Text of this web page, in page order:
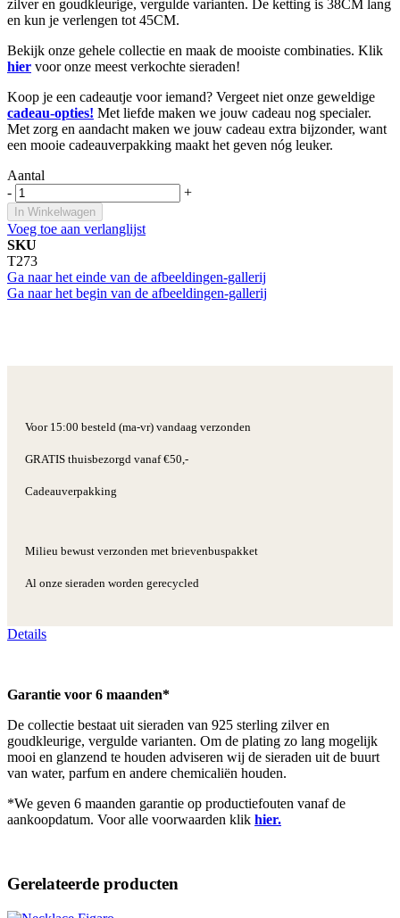
zilver en goudkleurige, vergulde varianten. De ketting is 38CM lang
en kun je verlengen tot 45CM.
Bekijk onze gehele collectie en maak de mooiste combinaties. Klik
hier voor onze meest verkochte sieraden!
Koop je een cadeautje voor iemand? Vergeet niet onze geweldige
cadeau-opties! Met liefde maken we jouw cadeau nog specialer.
Met zorg en aandacht maken we jouw cadeau extra bijzonder, want
een mooie cadeauverpakking maakt het geven nóg leuker.
Aantal
-
+
In Winkelwagen
Voeg toe aan verlanglijst
SKU
T273
Ga naar het einde van de afbeeldingen-gallerij
Ga naar het begin van de afbeeldingen-gallerij
Voor 15:00 besteld (ma-vr) vandaag verzonden
GRATIS thuisbezorgd vanaf €50,-
Cadeauverpakking
Milieu bewust verzonden met brievenbuspakket
Al onze sieraden worden gerecycled
Details
Garantie voor 6 maanden*
De collectie bestaat uit sieraden van 925 sterling zilver en
goudkleurige, vergulde varianten. Om de plating zo lang mogelijk
mooi en glanzend te houden adviseren wij de sieraden uit de buurt
van water, parfum en andere chemicaliën houden.
*We geven 6 maanden garantie op productiefouten vanaf de
aankoopdatum. Voor alle voorwaarden klik hier.
Gerelateerde producten